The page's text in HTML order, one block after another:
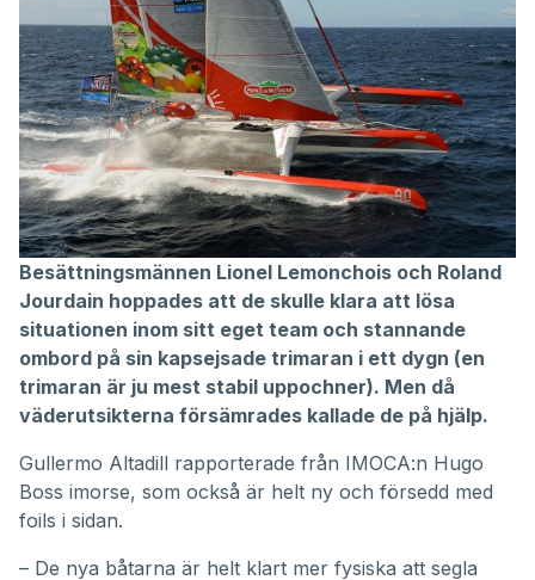
Besättningsmännen Lionel Lemonchois och Roland
Jourdain hoppades att de skulle klara att lösa
situationen inom sitt eget team och stannande
ombord på sin kapsejsade trimaran i ett dygn (en
trimaran är ju mest stabil uppochner). Men då
väderutsikterna försämrades kallade de på hjälp.
Gullermo Altadill rapporterade från IMOCA:n Hugo
Boss imorse, som också är helt ny och försedd med
foils i sidan.
– De nya båtarna är helt klart mer fysiska att segla